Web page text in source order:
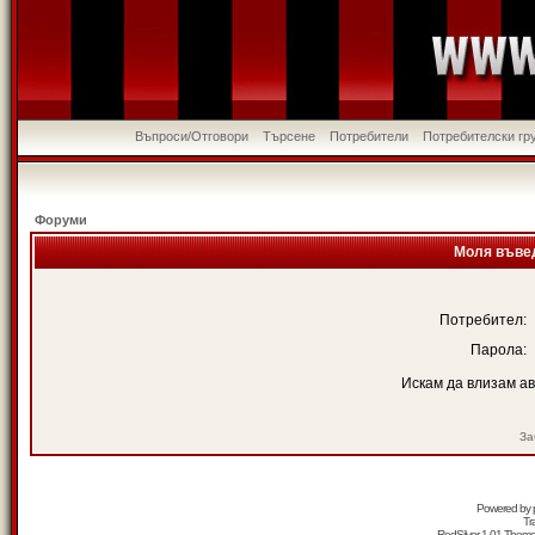
Въпроси/Отговори Търсене Потребители Потребителски
Форуми
Моля
Потребител:
Парола:
Искам да влизам
Powered by